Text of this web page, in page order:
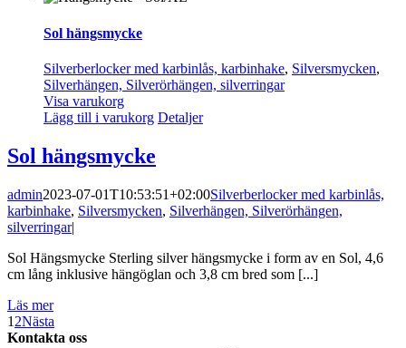
Sol hängsmycke
Silverberlocker med karbinlås, karbinhake, Silversmycken,
Silverhängen, Silverörhängen, silverringar
Visa varukorg
Lägg till i varukorg Detaljer
Sol hängsmycke
admin2023-07-01T10:53:51+02:00Silverberlocker med karbinlås,
karbinhake, Silversmycken, Silverhängen, Silverörhängen,
silverringar|
Sol Hängsmycke Sterling silver hängsmycke i form av en Sol, 4,6
cm lång inklusive hängöglan och 3,8 cm bred som [...]
Läs mer
1 2Nästa
Kontakta oss